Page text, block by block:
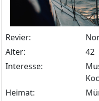
Revier:
Alter:
42
Interesse:
Heimat: